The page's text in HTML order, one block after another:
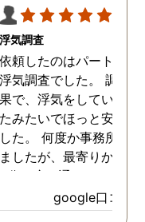
浮気調査
依頼したのはパートナー
浮気調査でした。 調査
果で、浮気をしていなか
たみたいでほっと安心し
した。 何度か事務所に
ましたが、最寄りから徒
3分程度で通いやすかっ
google口コミ